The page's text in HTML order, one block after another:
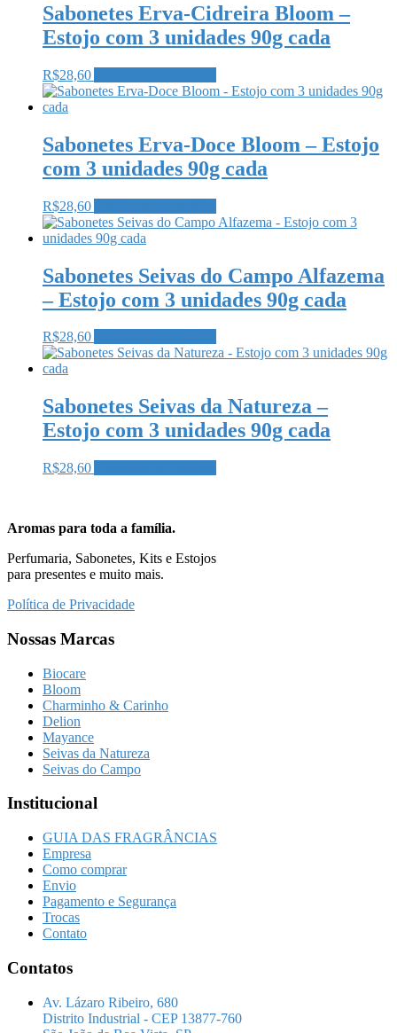
Sabonetes Erva-Cidreira Bloom –
Estojo com 3 unidades 90g cada
R$28,60
Sabonetes Erva-Doce Bloom – Estojo
com 3 unidades 90g cada
R$28,60
Sabonetes Seivas do Campo Alfazema
– Estojo com 3 unidades 90g cada
R$28,60
Sabonetes Seivas da Natureza –
Estojo com 3 unidades 90g cada
R$28,60
Aromas para toda a família.
Perfumaria, Sabonetes, Kits e Estojos
para presentes e muito mais.
Política de Privacidade
Nossas Marcas
Biocare
Bloom
Charminho & Carinho
Delion
Mayance
Seivas da Natureza
Seivas do Campo
Institucional
GUIA DAS FRAGRÂNCIAS
Empresa
Como comprar
Envio
Pagamento e Segurança
Trocas
Contato
Contatos
Av. Lázaro Ribeiro, 680
Distrito Industrial - CEP 13877-760